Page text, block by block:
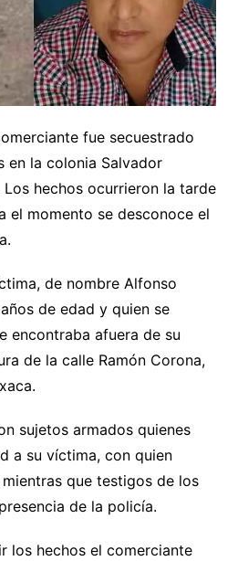
fue secuestrado
en la colonia Salvador
hechos ocurrieron la tarde
el momento se desconoce el
de nombre Alfonso
de edad y quien se
encontraba afuera de su
de la calle Ramón Corona,
sujetos armados quienes
a su víctima, con quien
que testigos de los
de la policía.
los hechos el comerciante